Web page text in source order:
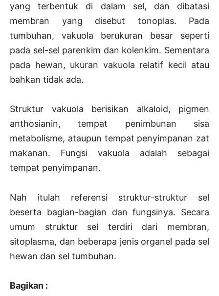
yang terbentuk di dalam sel, dan dibatasi
membran yang disebut tonoplas. Pada
tumbuhan, vakuola berukuran besar seperti
pada sel-sel parenkim dan kolenkim. Sementara
pada hewan, ukuran vakuola relatif kecil atau
bahkan tidak ada.
Struktur vakuola berisikan alkaloid, pigmen
anthosianin, tempat penimbunan sisa
metabolisme, ataupun tempat penyimpanan zat
makanan. Fungsi vakuola adalah sebagai
tempat penyimpanan.
Nah itulah referensi struktur-struktur sel
beserta bagian-bagian dan fungsinya. Secara
umum struktur sel terdiri dari membran,
sitoplasma, dan beberapa jenis organel pada sel
hewan dan sel tumbuhan.
Bagikan :